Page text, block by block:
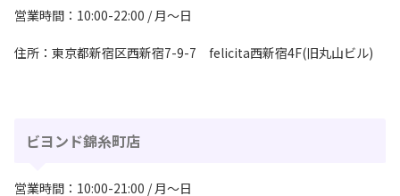
営業時間：10:00-22:00 / 月〜日
住所：東京都新宿区西新宿7-9-7 felicita西新宿4F(旧丸山ビル)
ビヨンド錦糸町店
営業時間：10:00-21:00 / 月〜日